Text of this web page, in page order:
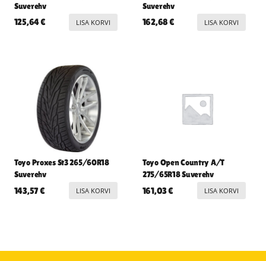
Suverehv
125,64€ LISA KORVI
Suverehv
162,68€ LISA KORVI
Toyo Proxes St3 265/60R18
Suverehv
143,57€ LISA KORVI
Toyo Open Country A/T
275/65R18 Suverehv
161,03€ LISA KORVI